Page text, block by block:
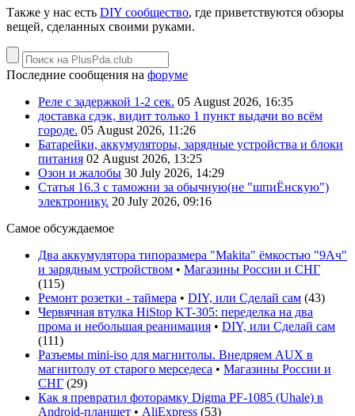
Также у нас есть DIY сообщество, где приветствуются обзоры
вещей, сделанных своими руками.
Последние сообщения на форуме
Реле с задержкой 1-2 сек. 05 August 2026, 16:35
доставка сдэк, видит только 1 пункт выдачи во всём
городе. 05 August 2026, 11:26
Батарейки, аккумуляторы, зарядные устройства и блоки
питания 02 August 2026, 13:25
Озон и жалобы 30 July 2026, 14:29
Статья 16.3 с таможни за обычную(не "шпиЁнскую")
электронику. 20 July 2026, 09:16
Самое обсуждаемое
Два аккумулятора типоразмера "Makita" ёмкостью "9Ач"
и зарядным устройством • Магазины России и СНГ
(115)
Ремонт розетки - таймера • DIY, или Сделай сам (43)
Червячная втулка HiStop KT-305: переделка на два
прома и небольшая реанимация • DIY, или Сделай сам
(111)
Разъемы mini-iso для магнитолы. Внедряем AUX в
магнитолу от старого мерседеса • Магазины России и
СНГ (29)
Как я превратил фоторамку Digma PF-1085 (Uhale) в
Android-планшет • AliExpress (53)